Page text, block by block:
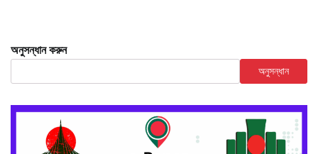
অনুসন্ধান করুন
অনুসন্ধান